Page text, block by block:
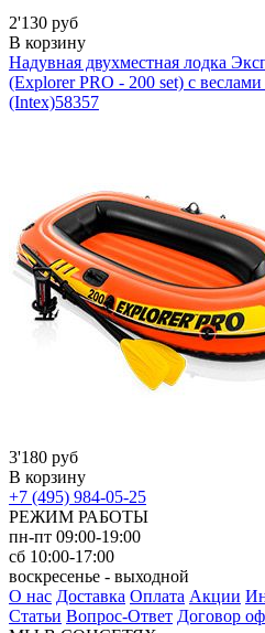
2'130 руб
В корзину
Надувная двухместная лодка
(Explorer PRO - 200 set) с
(Intex)58357
3'180 руб
В корзину
+7 (495) 984-05-25
РЕЖИМ РАБОТЫ
пн-пт 09:00-19:00
сб 10:00-17:00
воскресенье - выходной
О нас Доставка Оплата Акции
Статьи Вопрос-Ответ Договор